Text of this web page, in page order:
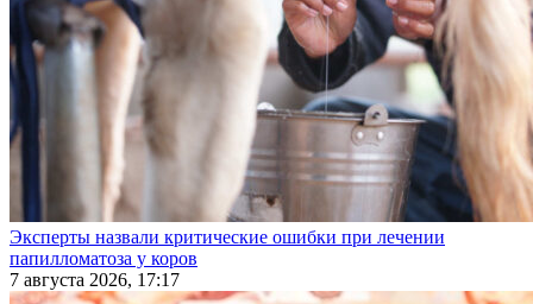
Эксперты назвали критические ошибки при лечении
папилломатоза у коров
7 августа 2026, 17:17